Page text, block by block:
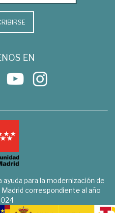
EN
para la modernización de
correspondiente al año